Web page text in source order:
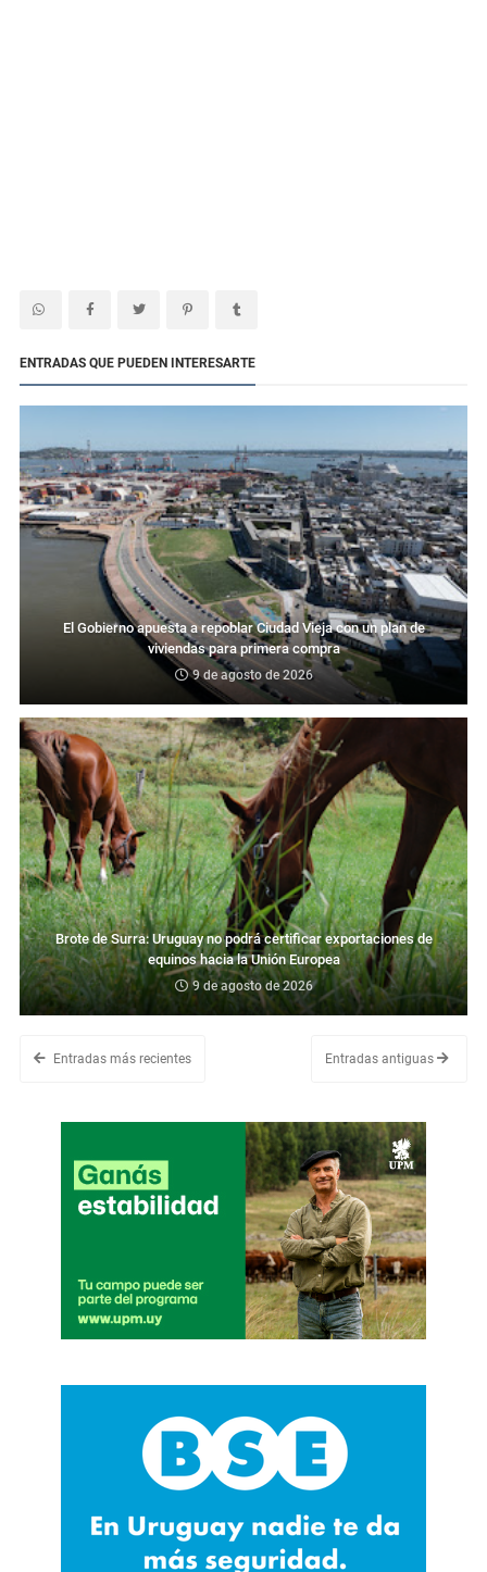
ENTRADAS QUE PUEDEN INTERESARTE
El Gobierno apuesta a repoblar Ciudad Vieja con un plan de
viviendas para primera compra
9 de agosto de 2026
Brote de Surra: Uruguay no podrá certificar exportaciones de
equinos hacia la Unión Europea
9 de agosto de 2026
Entradas más recientes Entradas antiguas